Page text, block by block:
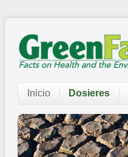
Inicio Dosieres